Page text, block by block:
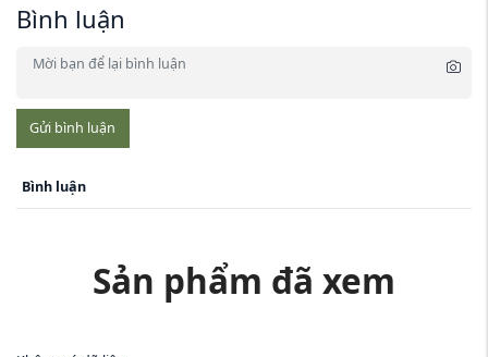
Bình luận
Gửi bình luận
Bình luận
Sản phẩm đã xem